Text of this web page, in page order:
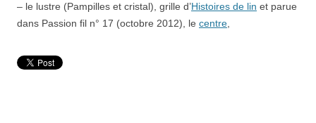
– le lustre (Pampilles et cristal), grille d’Histoires de lin et parue
dans Passion fil n° 17 (octobre 2012), le centre